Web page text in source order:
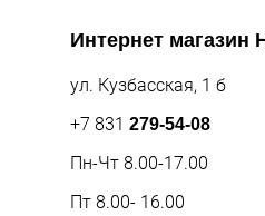
Интернет магазин
ул. Кузбасская, 1 б
+7 831 279-54-08
Пн-Чт 8.00-17.00
Пт 8.00- 16.00